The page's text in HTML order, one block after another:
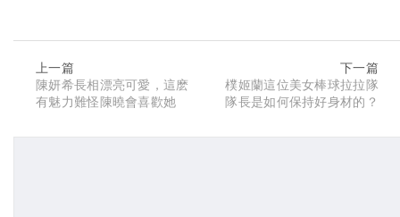
上一篇
陳妍希長相漂亮可愛，這麽
有魅力難怪陳曉會喜歡她
下一篇
樸姬蘭這位美女棒球拉拉隊
隊長是如何保持好身材的？